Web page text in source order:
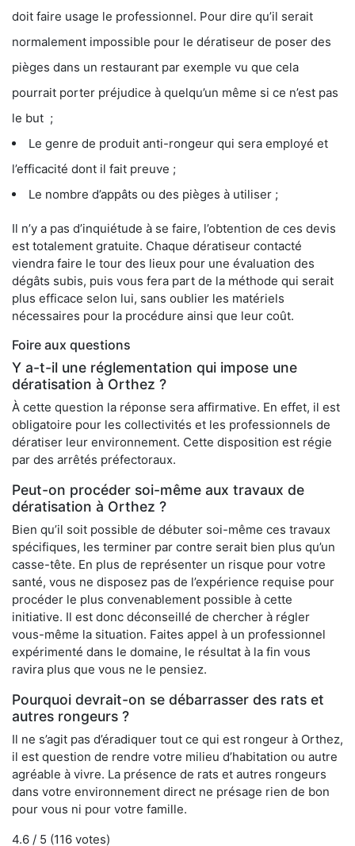
doit faire usage le professionnel. Pour dire qu’il serait
normalement impossible pour le dératiseur de poser des
pièges dans un restaurant par exemple vu que cela
pourrait porter préjudice à quelqu’un même si ce n’est pas
le but ;
Le genre de produit anti-rongeur qui sera employé et
l’efficacité dont il fait preuve ;
Le nombre d’appâts ou des pièges à utiliser ;
Il n’y a pas d’inquiétude à se faire, l’obtention de ces devis
est totalement gratuite. Chaque dératiseur contacté
viendra faire le tour des lieux pour une évaluation des
dégâts subis, puis vous fera part de la méthode qui serait
plus efficace selon lui, sans oublier les matériels
nécessaires pour la procédure ainsi que leur coût.
Foire aux questions
Y a-t-il une réglementation qui impose une
dératisation à Orthez ?
À cette question la réponse sera affirmative. En effet, il est
obligatoire pour les collectivités et les professionnels de
dératiser leur environnement. Cette disposition est régie
par des arrêtés préfectoraux.
Peut-on procéder soi-même aux travaux de
dératisation à Orthez ?
Bien qu’il soit possible de débuter soi-même ces travaux
spécifiques, les terminer par contre serait bien plus qu’un
casse-tête. En plus de représenter un risque pour votre
santé, vous ne disposez pas de l’expérience requise pour
procéder le plus convenablement possible à cette
initiative. Il est donc déconseillé de chercher à régler
vous-même la situation. Faites appel à un professionnel
expérimenté dans le domaine, le résultat à la fin vous
ravira plus que vous ne le pensiez.
Pourquoi devrait-on se débarrasser des rats et
autres rongeurs ?
Il ne s’agit pas d’éradiquer tout ce qui est rongeur à Orthez,
il est question de rendre votre milieu d’habitation ou autre
agréable à vivre. La présence de rats et autres rongeurs
dans votre environnement direct ne présage rien de bon
pour vous ni pour votre famille.
4.6 / 5 (116 votes)